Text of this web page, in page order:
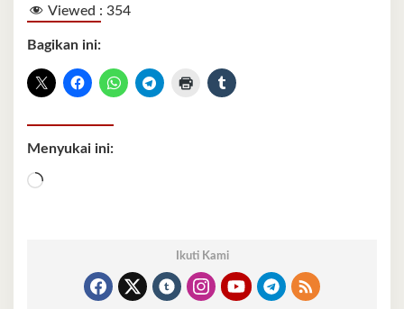
Viewed : 354
Bagikan ini:
Menyukai ini:
Memuat...
Ikuti Kami